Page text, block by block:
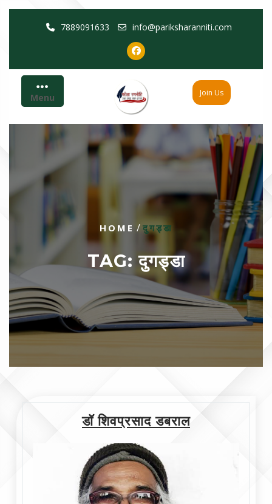
7889091633 info@pariksharanniti.com
Menu Join Us
HOME / दुगड्डा
TAG:दुगड्डा
डॉ शिवप्रसाद डबराल